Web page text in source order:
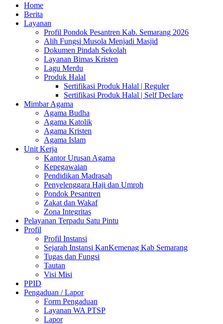
Home
Berita
Layanan
Profil Pondok Pesantren Kab. Semarang 2026
Alih Fungsi Musola Menjadi Masjid
Dokumen Pindah Sekolah
Layanan Bimas Kristen
Lagu Merdu
Produk Halal
Sertifikasi Produk Halal | Reguler
Sertifikasi Produk Halal | Self Declare
Mimbar Agama
Agama Budha
Agama Katolik
Agama Kristen
Agama Islam
Unit Kerja
Kantor Urusan Agama
Kepegawaian
Pendidikan Madrasah
Penyelenggara Haji dan Umroh
Pondok Pesantren
Zakat dan Wakaf
Zona Integritas
Pelayanan Terpadu Satu Pintu
Profil
Profil Instansi
Sejarah Instansi KanKemenag Kab Semarang
Tugas dan Fungsi
Tautan
Visi Misi
PPID
Pengaduan / Lapor
Form Pengaduan
Layanan WA PTSP
Lapor